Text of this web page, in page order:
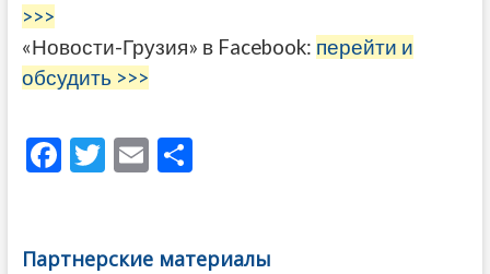
>>>
«Новости-Грузия» в Facebook: перейти и
обсудить >>>
F
b
T
er
E
l
О
а
Партнерские материалы